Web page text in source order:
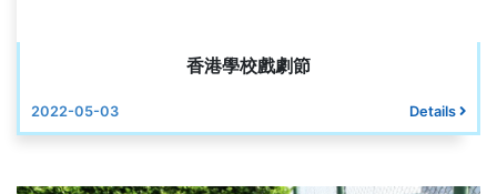
香港學校戲劇節
2022-05-03 Details